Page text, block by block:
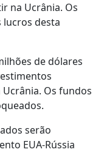
na Ucrânia. Os
lucros desta
de dólares
Os fundos
serão
EUA-Rússia